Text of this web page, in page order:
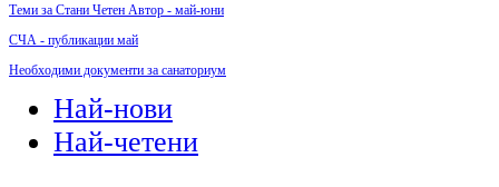
Теми за Стани Четен Автор - май-юни
СЧА - публикации май
Необходими документи за санаториум
Най-нови
Най-четени